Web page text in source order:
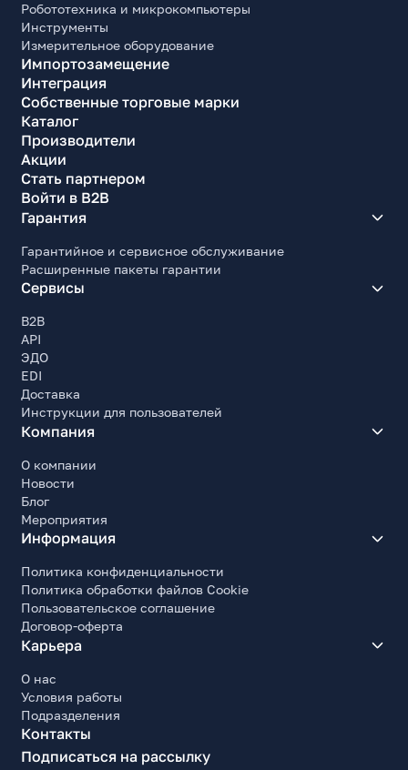
Робототехника и микрокомпьютеры
Инструменты
Измерительное оборудование
Импортозамещение
Интеграция
Собственные торговые марки
Каталог
Производители
Акции
Стать партнером
Войти в B2B
Гарантия
Гарантийное и сервисное обслуживание
Расширенные пакеты гарантии
Сервисы
B2B
API
ЭДО
EDI
Доставка
Инструкции для пользователей
Компания
О компании
Новости
Блог
Мероприятия
Информация
Политика конфиденциальности
Политика обработки файлов Cookie
Пользовательское соглашение
Договор-оферта
Карьера
О нас
Условия работы
Подразделения
Контакты
Подписаться на рассылку